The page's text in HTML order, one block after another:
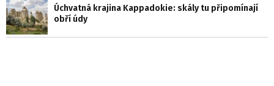
Úchvatná krajina Kappadokie: skály tu připomínají
obří údy